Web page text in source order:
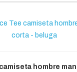
hombre